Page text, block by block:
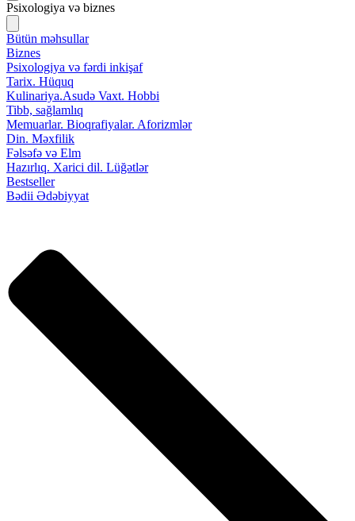
Psixologiya və biznes
Bütün məhsullar
Biznes
Psixologiya və fərdi inkişaf
Tarix. Hüquq
Kulinariya.Asudə Vaxt. Hobbi
Tibb, sağlamlıq
Memuarlar. Bioqrafiyalar. Aforizmlər
Din. Məxfilik
Fəlsəfə və Elm
Hazırlıq. Xarici dil. Lüğətlər
Bestseller
Bədii Ədəbiyyat